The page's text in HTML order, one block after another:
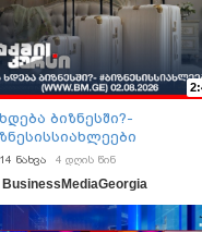
ბიზნესში?-
02.08.2026
14 ნახვა 4 დღის წინ
BusinessMediaGeorgia